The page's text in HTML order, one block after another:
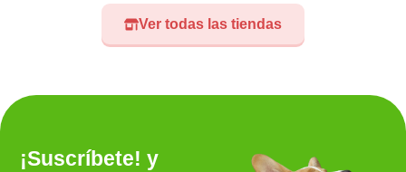
Ver todas las tiendas
¡Suscríbete! y